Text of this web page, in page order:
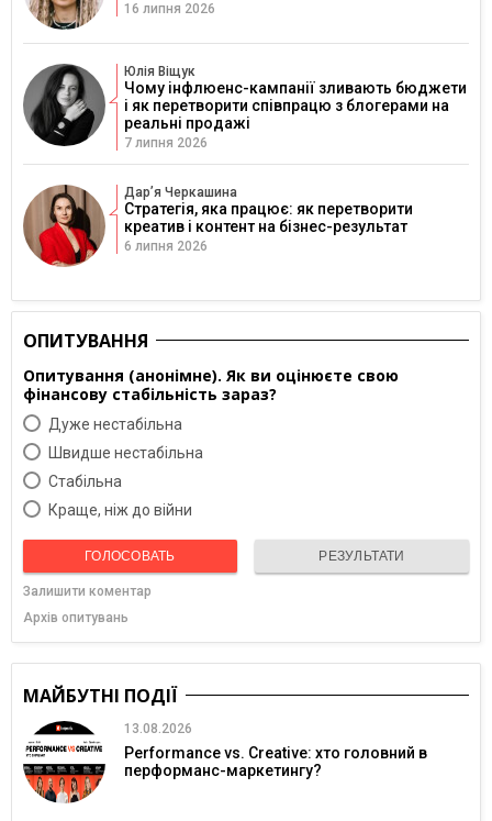
16 липня 2026
Юлія Віщук
Чому інфлюенс-кампанії зливають бюджети
і як перетворити співпрацю з блогерами на
реальні продажі
7 липня 2026
Дарʼя Черкашина
Стратегія, яка працює: як перетворити
креатив і контент на бізнес-результат
6 липня 2026
ОПИТУВАННЯ
Опитування (анонімне). Як ви оцінюєте свою
фінансову стабільність зараз?
Дуже нестабільна
Швидше нестабільна
Cтабільна
Краще, ніж до війни
ГОЛОСОВАТЬ РЕЗУЛЬТАТИ
Залишити коментар
Архів опитувань
МАЙБУТНІ ПОДІЇ
13.08.2026
Performance vs. Creative: хто головний в
перформанс-маркетингу?